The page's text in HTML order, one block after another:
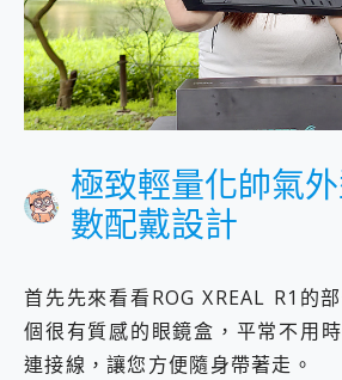
極致輕量化帥氣
數配戴設計
首先先來看看ROG XREAL R1的
個很有質感的眼鏡盒，平常不用
連接線，讓您方便隨身帶著走。